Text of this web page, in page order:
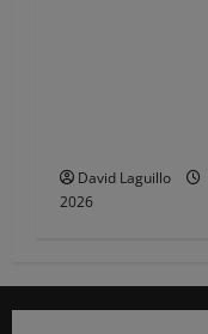
David Laguillo
2026